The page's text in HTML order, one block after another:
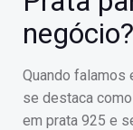
negócio?
Quando falamos
se destaca
em prata 925 e